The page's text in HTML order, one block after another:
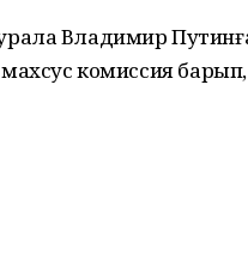
Владимир Путинға
комиссия